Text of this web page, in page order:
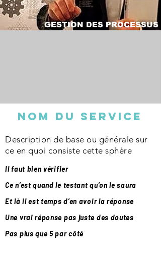
GESTION DES PROCESSUS
nom du service
Description de base ou générale sur
ce en quoi consiste cette sphère
Il faut bien vérifier
Ce n’est quand le testant qu’on le saura
Et là il est temps d’en avoir la réponse
Une vrai réponse pas juste des doutes
Pas plus que 5 par côté